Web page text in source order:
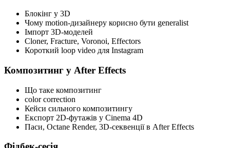
Блокінг у 3D
Чому motion-дизайнеру корисно бути generalist
Імпорт 3D-моделей
Cloner, Fracture, Voronoi, Effectors
Короткий loop video для Instagram
Композитинг у After Effects
Що таке композитинг
color correction
Кейси сильного композитингу
Експорт 2D-футажів у Cinema 4D
Паси, Octane Render, 3D-секвенції в After Effects